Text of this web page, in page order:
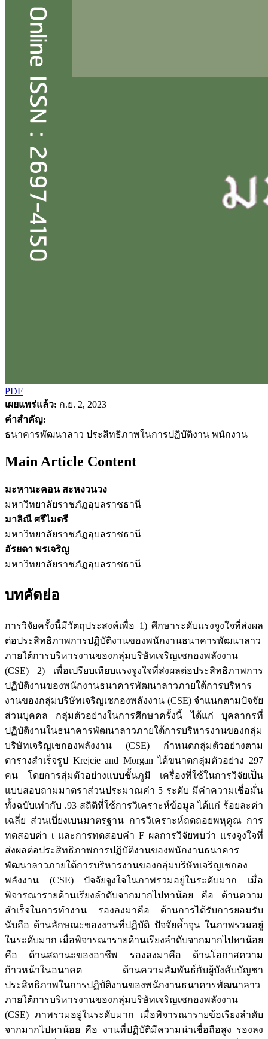
PDF
เผยแพร่แล้ว: ก.ย. 2, 2023
คำสำคัญ:
ธนาคารพัฒนาลาว ประสิทธิภาพในการปฏิบัติงาน พนักงาน
Main Article Content
มะหานะคอน สะหงวนวง
มหาวิทยาลัยราชภัฏอุบลราชธานี
มาลิณี ศรีไมตรี
มหาวิทยาลัยราชภัฏอุบลราชธานี
อัรยดา พรเจริญ
มหาวิทยาลัยราชภัฏอุบลราชธานี
บทคัดย่อ
การวิจัยครั้งนี้มีวัตถุประสงค์เพื่อ 1) ศึกษาระดับแรงจูงใจที่ส่งผล
ต่อประสิทธิภาพการปฏิบัติงานของพนักงานธนาคารพัฒนาลาว
ภายใต้การบริหารงานของกลุ่มบริษัทเจริญเชกองพลังงาน
(CSE) 2) เพื่อเปรียบเทียบแรงจูงใจที่ส่งผลต่อประสิทธิภาพการ
ปฏิบัติงานของพนักงานธนาคารพัฒนาลาวภายใต้การบริหาร
งานของกลุ่มบริษัทเจริญเชกองพลังงาน (CSE) จำแนกตามปัจจัย
ส่วนบุคคล กลุ่มตัวอย่างในการศึกษาครั้งนี้ ได้แก่ บุคลากรที่
ปฏิบัติงานในธนาคารพัฒนาลาวภายใต้การบริหารงานของกลุ่ม
บริษัทเจริญเชกองพลังงาน (CSE) กำหนดกลุ่มตัวอย่างตาม
ตารางสำเร็จรูป Krejcie and Morgan ได้ขนาดกลุ่มตัวอย่าง 297
คน โดยการสุ่มตัวอย่างแบบชั้นภูมิ เครื่องที่ใช้ในการวิจัยเป็น
แบบสอบถามมาตราส่วนประมาณค่า 5 ระดับ มีค่าความเชื่อมั่น
ทั้งฉบับเท่ากับ .93 สถิติที่ใช้การวิเคราะห์ข้อมูล ได้แก่ ร้อยละค่า
เฉลี่ย ส่วนเบี่ยงเบนมาตรฐาน การวิเคราะห์ถดถอยพหุคูณ การ
ทดสอบค่า t และการทดสอบค่า F ผลการวิจัยพบว่า แรงจูงใจที่
ส่งผลต่อประสิทธิภาพการปฏิบัติงานของพนักงานธนาคาร
พัฒนาลาวภายใต้การบริหารงานของกลุ่มบริษัทเจริญเชกอง
พลังงาน (CSE) ปัจจัยจูงใจในภาพรวมอยู่ในระดับมาก เมื่อ
พิจารณารายด้านเรียงลำดับจากมากไปหาน้อย คือ ด้านความ
สำเร็จในการทำงาน รองลงมาคือ ด้านการได้รับการยอมรับ
นับถือ ด้านลักษณะของงานที่ปฏิบัติ ปัจจัยค้ำจุน ในภาพรวมอยู่
ในระดับมาก เมื่อพิจารณารายด้านเรียงลำดับจากมากไปหาน้อย
คือ ด้านสถานะของอาชีพ รองลงมาคือ ด้านโอกาสความ
ก้าวหน้าในอนาคต ด้านความสัมพันธ์กับผู้บังคับบัญชา
ประสิทธิภาพในการปฏิบัติงานของพนักงานธนาคารพัฒนาลาว
ภายใต้การบริหารงานของกลุ่มบริษัทเจริญเชกองพลังงาน
(CSE) ภาพรวมอยู่ในระดับมาก เมื่อพิจารณารายข้อเรียงลำดับ
จากมากไปหาน้อย คือ งานที่ปฏิบัติมีความน่าเชื่อถือสูง รองลง